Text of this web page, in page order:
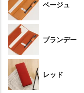
ベージュ
ブランデー
レッド